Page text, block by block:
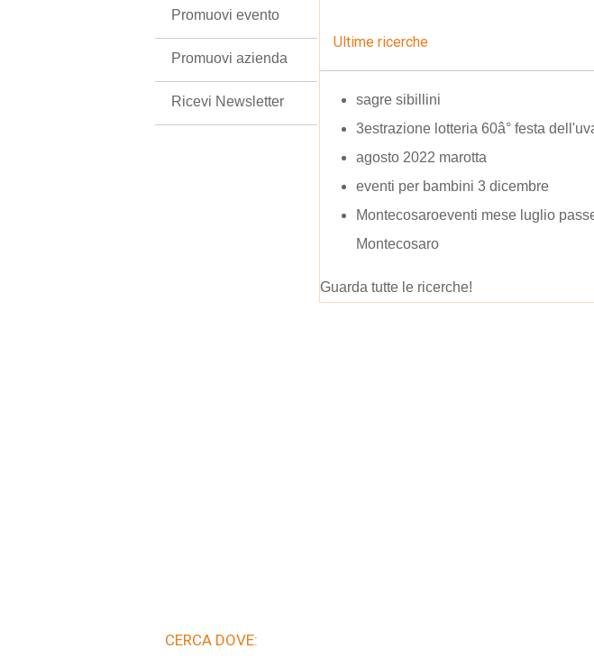
Ultime ricerche
sagre sibillini
3estrazione lotteria 60â° festa
agosto 2022 marotta
eventi per bambini 3 dicembre
Montecosaroeventi mese luglio
Montecosaro
Guarda tutte le ricerche!
Promuovi evento
Promuovi azienda
Ricevi Newsletter
CERCA DOVE: